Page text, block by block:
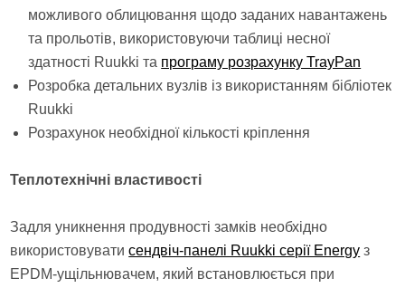
можливого облицювання щодо заданих навантажень
та прольотів, використовуючи таблиці несної
здатності Ruukki та програму розрахунку TrayPan
Розробка детальних вузлів із використанням бібліотек
Ruukki
Розрахунок необхідної кількості кріплення
Теплотехнічні властивості
Задля уникнення продувності замків необхідно
використовуватисендвіч-панелі Ruukki серії Energy з
EPDM-ущільнювачем, який встановлюється при